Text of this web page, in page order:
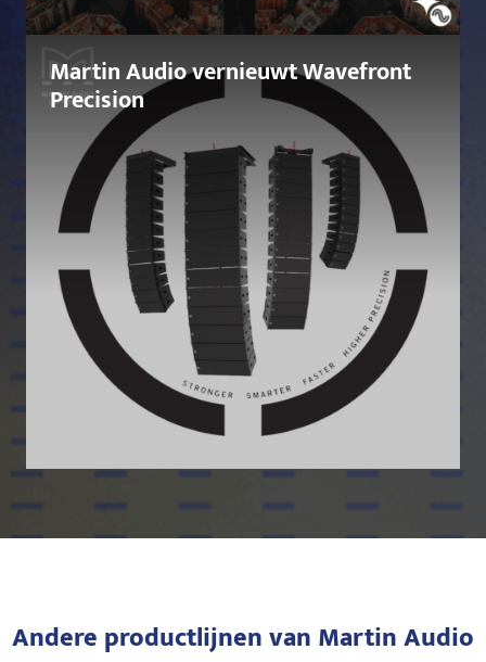
Martin Audio vernieuwt Wavefront
Precision
Andere productlijnen van Martin Audio